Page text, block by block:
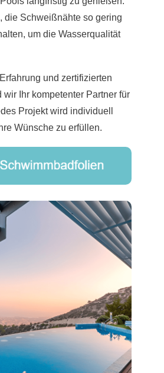
die Schweißnähte so gering
um die Wasserqualität
und zertifizierten
wir Ihr kompetenter Partner für
Projekt wird individuell
Wünsche zu erfüllen.